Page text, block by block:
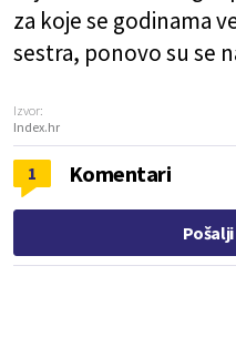
za koje se godinama
sestra, ponovo su se
Izvor:
Index.hr
1 Komentari